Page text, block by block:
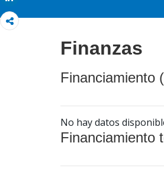
Finanzas
Financiamiento
No hay datos
Financiamiento